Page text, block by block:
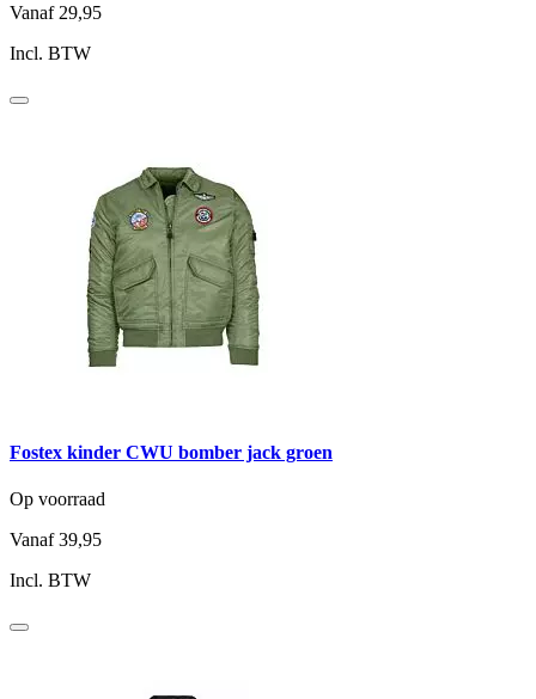
Vanaf 29,95
Incl. BTW
Fostex kinder CWU bomber jack groen
Op voorraad
Vanaf 39,95
Incl. BTW